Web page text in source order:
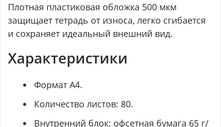
Плотная пластиковая обложка 500 мкм
защищает тетрадь от износа, легко сгибается
и сохраняет идеальный внешний вид.
Характеристики
Формат А4.
Количество листов: 80.
Внутренний блок: офсетная бумага 65 г/